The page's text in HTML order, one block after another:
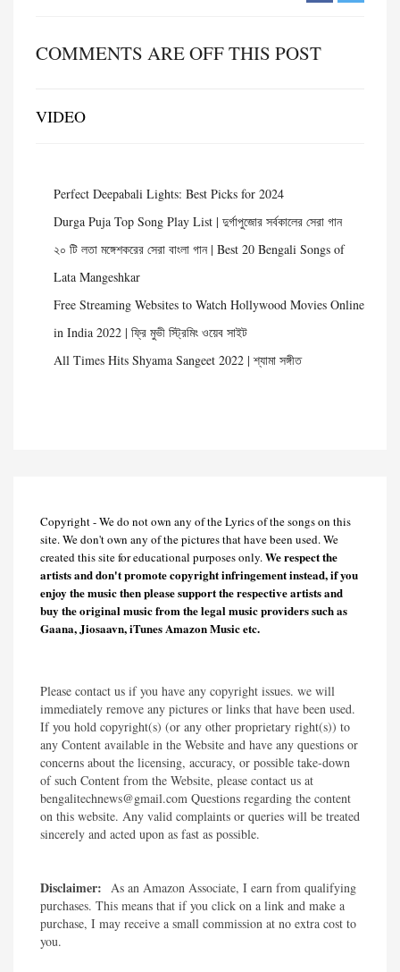
COMMENTS ARE OFF THIS POST
VIDEO
Perfect Deepabali Lights: Best Picks for 2024
Durga Puja Top Song Play List | দুর্গাপুজোর সর্বকালের সেরা গান
২০ টি লতা মঙ্গেশকরের সেরা বাংলা গান | Best 20 Bengali Songs of
Lata Mangeshkar
Free Streaming Websites to Watch Hollywood Movies Online
in India 2022 | ফ্রি মুভী স্ট্রিমিং ওয়েব সাইট
All Times Hits Shyama Sangeet 2022 | শ্যামা সঙ্গীত
Copyright - We do not own any of the Lyrics of the songs on this
site. We don't own any of the pictures that have been used. We
created this site for educational purposes only.We respect the
artists and don't promote copyright infringement instead, if you
enjoy the music then please support the respective artists and
buy the original music from the legal music providers such as
Gaana, Jiosaavn, iTunes Amazon Music etc.
Please contact us if you have any copyright issues. we will
immediately remove any pictures or links that have been used.
If you hold copyright(s) (or any other proprietary right(s)) to
any Content available in the Website and have any questions or
concerns about the licensing, accuracy, or possible take-down
of such Content from the Website, please contact us at
bengalitechnews@gmail.com Questions regarding the content
on this website. Any valid complaints or queries will be treated
sincerely and acted upon as fast as possible.​
Disclaimer: As an Amazon Associate, I earn from qualifying
purchases. This means that if you click on a link and make a
purchase, I may receive a small commission at no extra cost to
you.